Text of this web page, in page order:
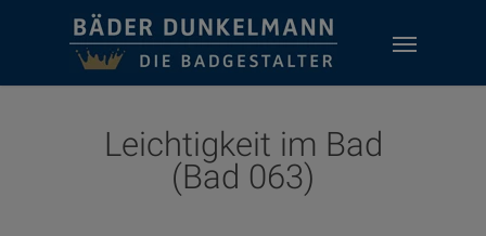
main
Leichtigkeit im Bad
(Bad 063)